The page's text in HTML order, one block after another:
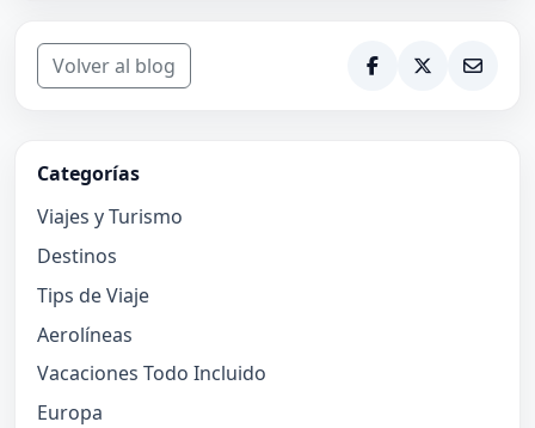
Volver al blog
Categorías
Viajes y Turismo
Destinos
Tips de Viaje
Aerolíneas
Vacaciones Todo Incluido
Europa